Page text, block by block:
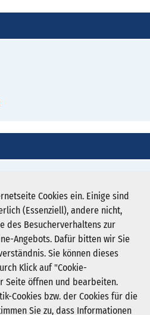
Cookies ein. Einige sind
(Essenziell), andere nicht,
des Besucherverhaltens zur
Angebots. Dafür bitten wir Sie
Sie können dieses
Klick auf "Cookie-
Seite öffnen und bearbeiten.
Cookies bzw. der Cookies für die
Sie zu, dass Informationen